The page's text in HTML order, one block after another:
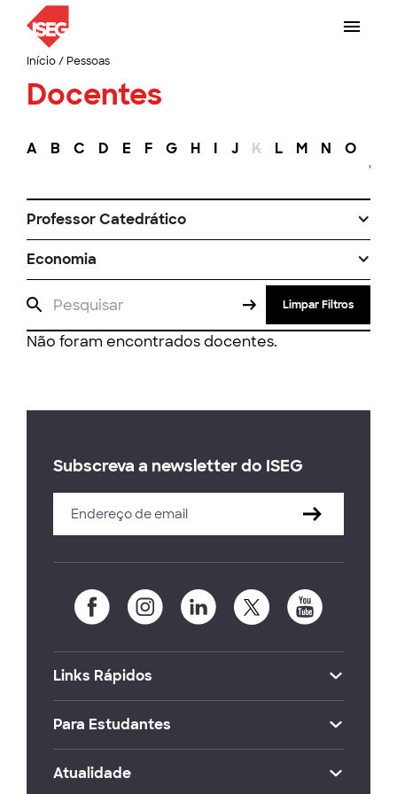
Início/ Pessoas
Docentes
A B C D E F G H I J K L M N O
Professor Catedrático
Economia
Limpar Filtros
Não foram encontrados docentes.
Subscreva a newsletter do ISEG
Links Rápidos
Para Estudantes
Atualidade